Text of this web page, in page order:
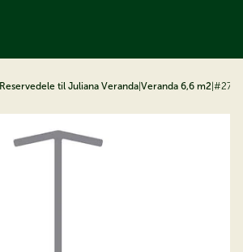
Reservedele til Juliana Veranda Veranda 6,6 m2 #27